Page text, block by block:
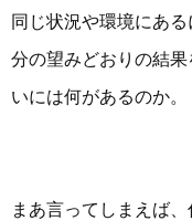
同じ状況や環境にあ
分の望みどおりの結
いには何があるのか。
まあ言ってしまえば